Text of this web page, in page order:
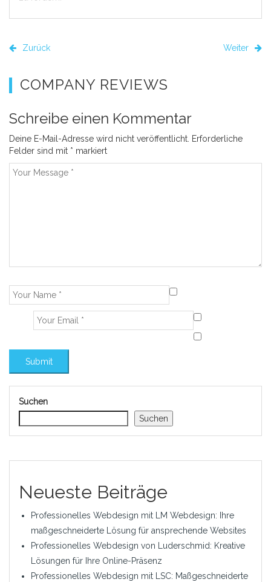
Zurück Weiter
COMPANY REVIEWS
Schreibe einen Kommentar
Deine E-Mail-Adresse wird nicht veröffentlicht. Erforderliche
Felder sind mit * markiert
Suchen
Suchen
Neueste Beiträge
Professionelles Webdesign mit LM Webdesign: Ihre
maßgeschneiderte Lösung für ansprechende Websites
Professionelles Webdesign von Luderschmid: Kreative
Lösungen für Ihre Online-Präsenz
Professionelles Webdesign mit LSC: Maßgeschneiderte